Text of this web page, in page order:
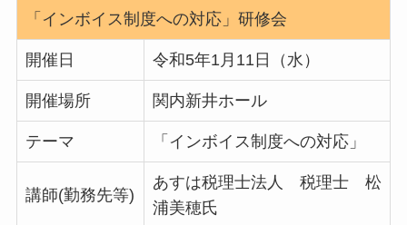
「インボイス制度への対応」研修会
開催日 令和5年1月11日（水）
開催場所 関内新井ホール
テーマ 「インボイス制度への対応」
講師(勤務先等)
あすは税理士法人 税理士 松
浦美穂氏